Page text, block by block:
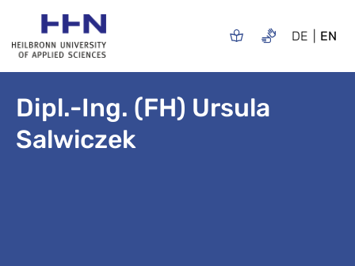
DE EN
Dipl.-Ing. (FH) Ursula
Salwiczek